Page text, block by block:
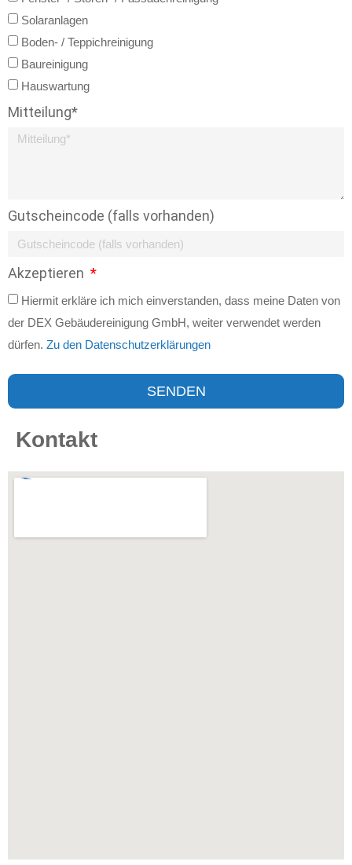
Solaranlagen
Boden- / Teppichreinigung
Baureinigung
Hauswartung
Mitteilung*
Gutscheincode (falls vorhanden)
Akzeptieren
Hiermit erkläre ich mich einverstanden, dass meine Daten von
der DEX Gebäudereinigung GmbH, weiter verwendet werden
dürfen. Zu den Datenschutzerklärungen
SENDEN
Kontakt